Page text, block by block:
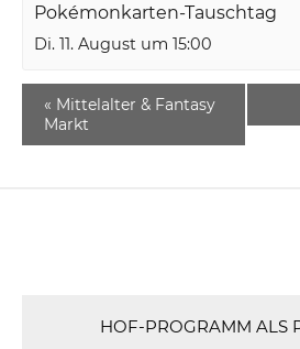
Pokémonkarten-Tauschtag
Di. 11. August um 15:00
« Mittelalter & Fantasy
Markt
HOF-PROGRAMM ALS